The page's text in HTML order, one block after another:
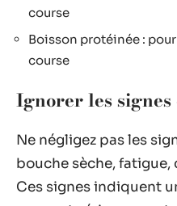
course
Boisson protéinée :
course
Ignorer les
Ne négligez pas les
bouche sèche, fatigue,
Ces signes indiquent